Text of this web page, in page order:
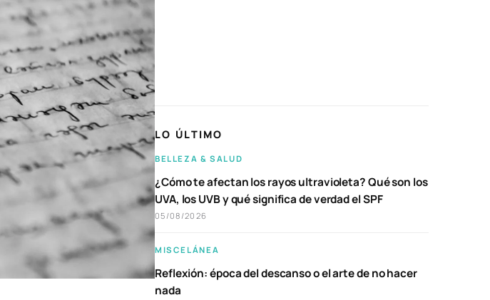
LO ÚLTIMO
BELLEZA & SALUD
¿Cómo te afectan los rayos ultravioleta? Qué son los
UVA, los UVB y qué significa de verdad el SPF
05/08/2026
MISCELÁNEA
Reflexión: época del descanso o el arte de no hacer
nada